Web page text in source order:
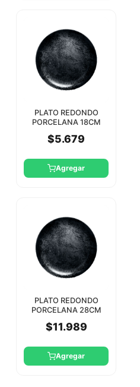
PLATO REDONDO
PORCELANA 18CM
$5.679
Agregar
PLATO REDONDO
PORCELANA 28CM
$11.989
Agregar